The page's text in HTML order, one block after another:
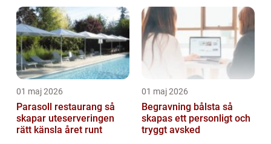
01 maj 2026
Parasoll restaurang så
skapar uteserveringen
rätt känsla året runt
01 maj 2026
Begravning bålsta så
skapas ett personligt och
tryggt avsked